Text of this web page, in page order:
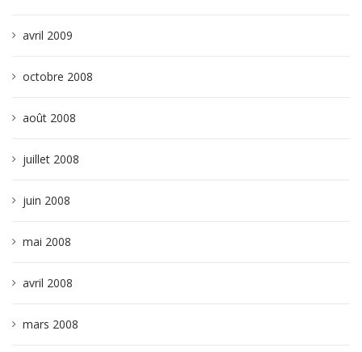
avril 2009
octobre 2008
août 2008
juillet 2008
juin 2008
mai 2008
avril 2008
mars 2008